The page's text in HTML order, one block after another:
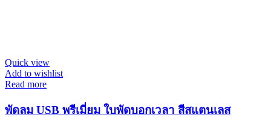
Quick view
Add to wishlist
Read more
พัดลม USB พรีเมี่ยม ใบพัดบอกเวลา สีสแตนเลส